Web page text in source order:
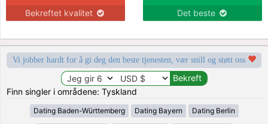
Bekreftet kvalitet Det beste
Vi jobber hardt for å gi deg den beste tjenesten, vær snill og støtt oss
Finn singler i områdene: Tyskland
Dating Baden-Württemberg Dating Bayern Dating Berlin